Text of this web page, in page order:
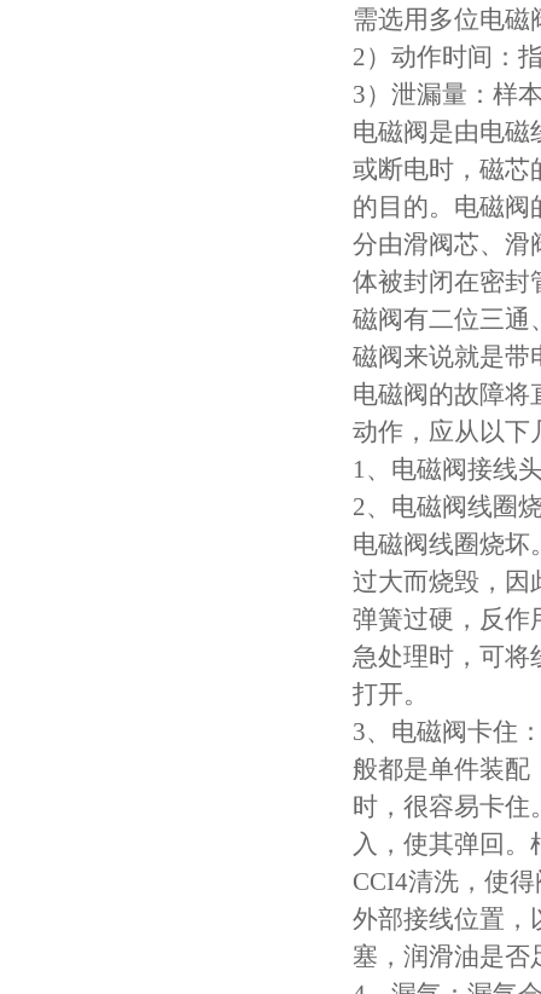
需选用多位电磁
2）动作时间：
3）泄漏量：样
电磁阀是由电磁
或断电时，磁芯
的目的。电磁阀
分由滑阀芯、滑
体被封闭在密封
磁阀有二位三通
磁阀来说就是带
电磁阀的故障将
动作，应从以下
1、电磁阀接线
2、电磁阀线圈
电磁阀线圈烧坏
过大而烧毁，
弹簧过硬，反作
急处理时，可将
打开。
3、电磁阀卡住
般都是单件装
时，很容易卡
入，使其弹回
CCI4清洗，使
外部接线位置，
塞，润滑油是否